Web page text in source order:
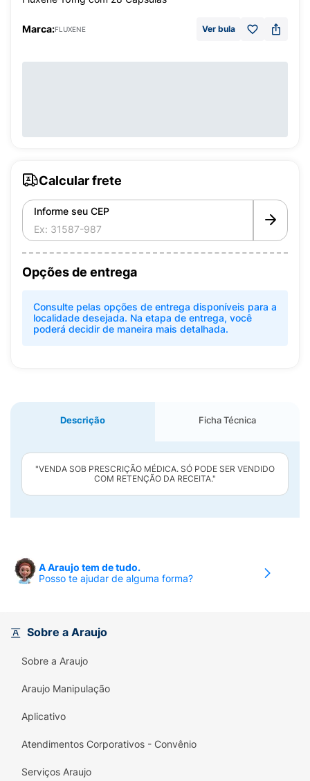
Marca:FLUXENE Ver bula
Calcular frete
Informe seu CEP
Opções de entrega
Consulte pelas opções de entrega disponíveis para a
localidade desejada. Na etapa de entrega, você
poderá decidir de maneira mais detalhada.
Descrição Ficha Técnica
"VENDA SOB PRESCRIÇÃO MÉDICA. SÓ PODE SER VENDIDO
COM RETENÇÃO DA RECEITA."
A Araujo tem de tudo.
Posso te ajudar de alguma forma?
Sobre a Araujo
Sobre a Araujo
Araujo Manipulação
Aplicativo
Atendimentos Corporativos - Convênio
Serviços Araujo